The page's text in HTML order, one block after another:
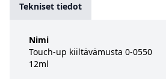
Tekniset tiedot
Nimi
Touch-up kiiltävämusta 0-0550
12ml